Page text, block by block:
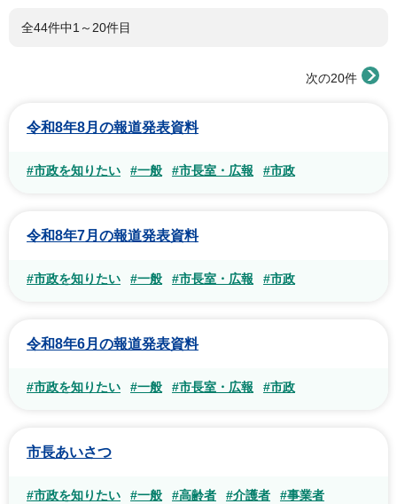
全44件中1～20件目
次の20件
令和8年8月の報道発表資料
#市政を知りたい #一般 #市長室・広報 #市政
令和8年7月の報道発表資料
#市政を知りたい #一般 #市長室・広報 #市政
令和8年6月の報道発表資料
#市政を知りたい #一般 #市長室・広報 #市政
市長あいさつ
#市政を知りたい #一般 #高齢者 #介護者
#事業者